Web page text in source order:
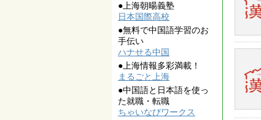
●上海朝暘義塾
日本国際高校
●無料で中国語学習のお
手伝い
ハナせる中国
●上海情報多彩満載！
まるごと上海
●中国語と日本語を使っ
た就職・転職
ちゃいなびワークス